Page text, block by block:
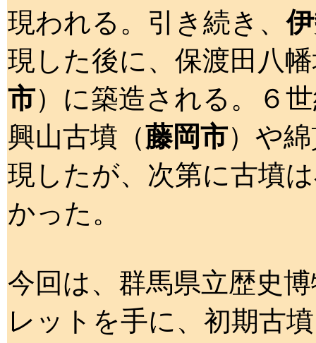
現われる。引き続き、
現した後に、保渡田八
市）に築造される。６
興山古墳（藤岡市）や
現したが、次第に古墳
かった。
今回は、群馬県立歴史
レットを手に、初期古